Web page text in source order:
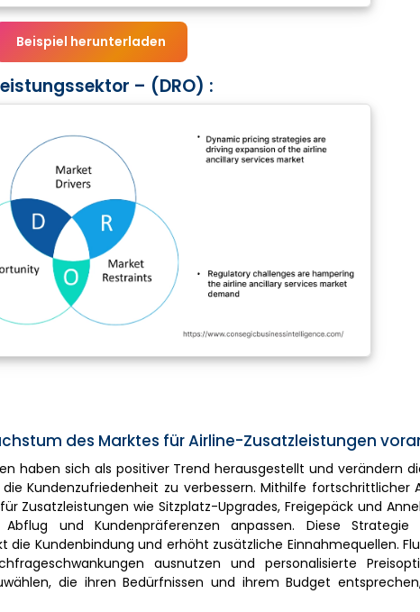
Beispiel herunterladen
– (DRO) :
des Marktes für Airline-Zusatzleistungen
haben sich als positiver Trend herausgestellt und verändern
Kundenzufriedenheit zu verbessern. Mithilfe fortschrittlicher
Zusatzleistungen wie Sitzplatz-Upgrades, Freigepäck und
und Kundenpräferenzen anpassen. Diese Strategie
die Kundenbindung und erhöht zusätzliche Einnahmequellen.
ausnutzen und personalisierte
die ihren Bedürfnissen und ihrem Budget